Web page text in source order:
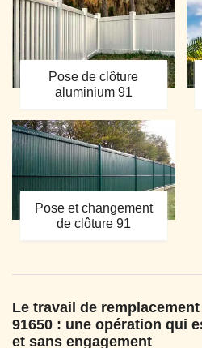
Pose de clôture
aluminium 91
Pose et changement
de clôture 91
Le travail de
91650 : une opération qui
et sans engagement